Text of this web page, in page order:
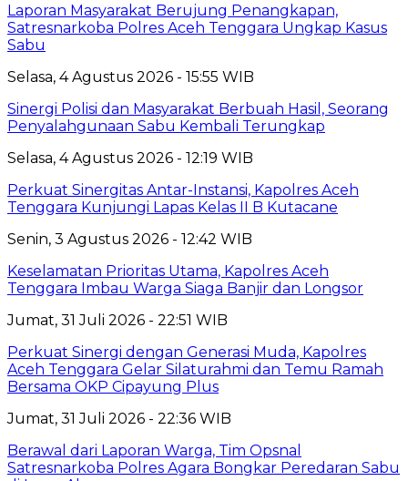
Laporan Masyarakat Berujung Penangkapan,
Satresnarkoba Polres Aceh Tenggara Ungkap Kasus
Sabu
Selasa, 4 Agustus 2026 - 15:55 WIB
Sinergi Polisi dan Masyarakat Berbuah Hasil, Seorang
Penyalahgunaan Sabu Kembali Terungkap
Selasa, 4 Agustus 2026 - 12:19 WIB
Perkuat Sinergitas Antar-Instansi, Kapolres Aceh
Tenggara Kunjungi Lapas Kelas II B Kutacane
Senin, 3 Agustus 2026 - 12:42 WIB
Keselamatan Prioritas Utama, Kapolres Aceh
Tenggara Imbau Warga Siaga Banjir dan Longsor
Jumat, 31 Juli 2026 - 22:51 WIB
Perkuat Sinergi dengan Generasi Muda, Kapolres
Aceh Tenggara Gelar Silaturahmi dan Temu Ramah
Bersama OKP Cipayung Plus
Jumat, 31 Juli 2026 - 22:36 WIB
Berawal dari Laporan Warga, Tim Opsnal
Satresnarkoba Polres Agara Bongkar Peredaran Sabu